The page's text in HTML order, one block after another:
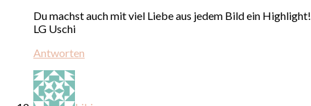
Du machst auch mit viel Liebe aus jedem Bild ein
LG Uschi
Antworten